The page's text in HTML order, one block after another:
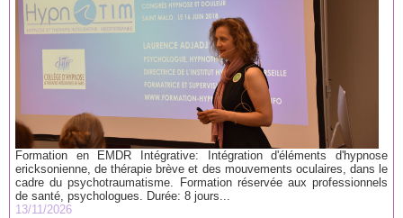
Formation en EMDR Intégrative: Intégration d'éléments d'hypnose
ericksonienne, de thérapie brève et des mouvements oculaires, dans le
cadre du psychotraumatisme. Formation réservée aux professionnels
de santé, psychologues. Durée: 8 jours...
13/11/2026